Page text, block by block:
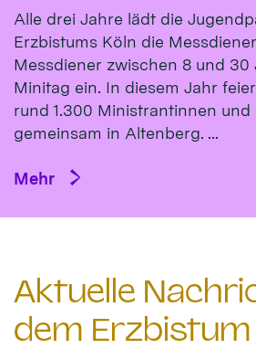
Alle drei Jahre lädt die
Erzbistums Köln die
Messdiener zwischen 8 und 30
Minitag ein. In diesem Jahr
rund 1.300 Ministrantinnen
gemeinsam in Altenberg. ...
Mehr
Aktuelle
dem Erzbistum